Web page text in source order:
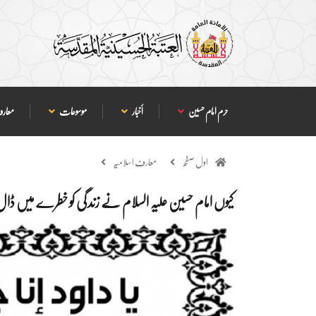
حرم امام حسین أخبار موسوعات
اول صفحہ معارف اسلامیہ
کیوں امام حسین علیہ السلام نے زندگی کو خطرے میں